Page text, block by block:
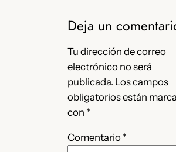
Deja un
Tu dirección de correo
electrónico no será
publicada. Los campos
obligatorios están
con *
Comentario *